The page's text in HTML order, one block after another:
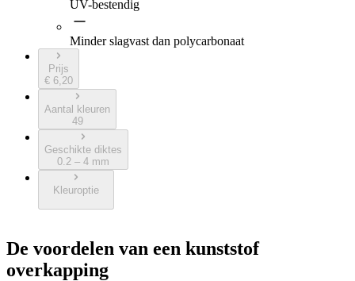
UV-bestendig
Minder slagvast dan polycarbonaat
Prijs
€ 6,20
Aantal kleuren
49
Geschikte diktes
0.2 – 4 mm
Kleuroptie
De voordelen van een kunststof
overkapping